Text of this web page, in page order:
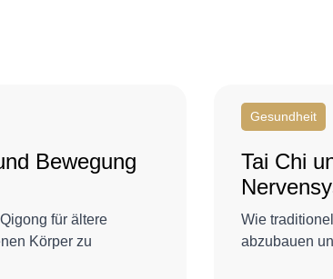
Bewegung
für ältere
Körper zu
Gesundheit
Tai Chi
Wie
abzubauen